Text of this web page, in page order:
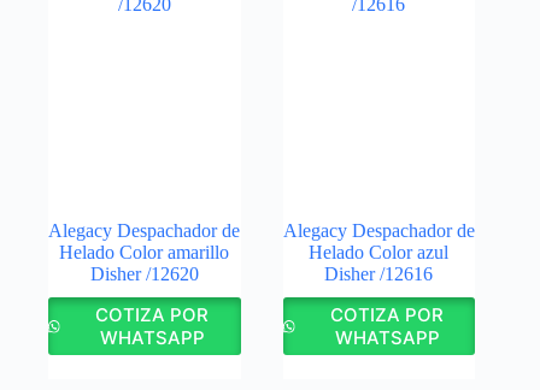
Alegacy Despachador de
Helado Color amarillo
Disher /12620
COTIZA POR
WHATSAPP
Alegacy Despachador de
Helado Color azul
Disher /12616
COTIZA POR
WHATSAPP